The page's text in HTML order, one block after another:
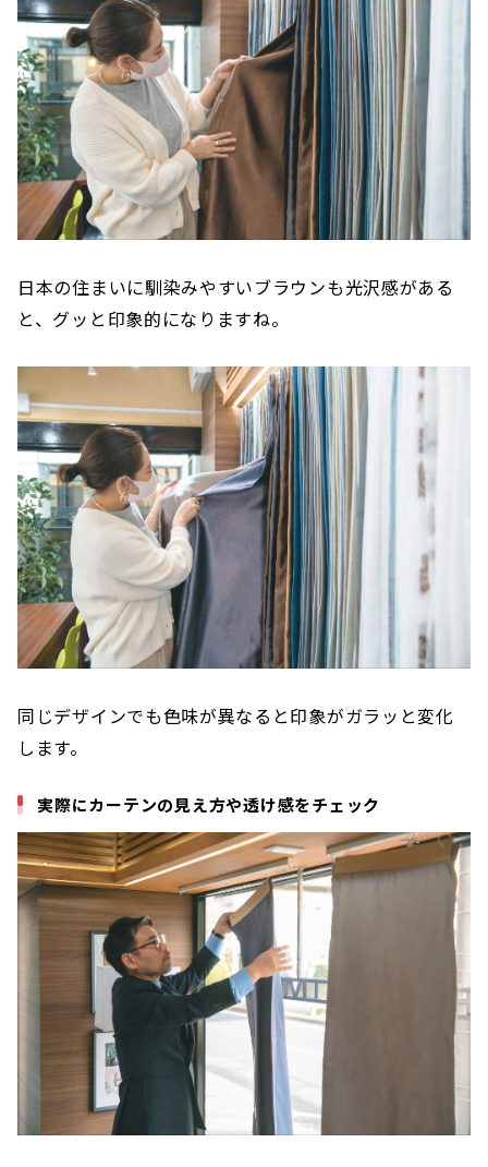
日本の住まいに馴染みやすいブラウンも光沢感がある
と、グッと印象的になりますね。
同じデザインでも色味が異なると印象がガラッと変化
します。
実際にカーテンの見え方や透け感をチェック